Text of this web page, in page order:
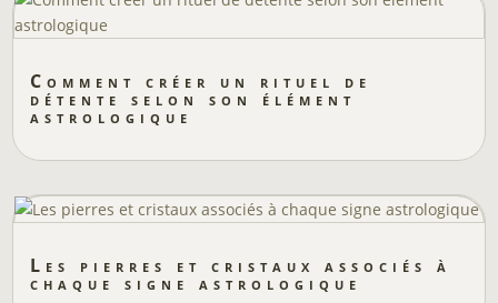
Comment créer un rituel de
détente selon son élément
astrologique
Les pierres et cristaux associés à
chaque signe astrologique